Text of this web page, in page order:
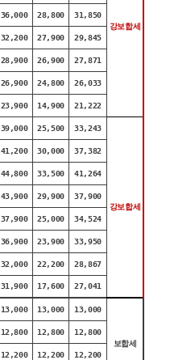
강보합세
36,000 28,800 31,850
32,200 27,900 29,845
28,900 26,900 27,871
26,900 24,800 26,033
23,900 14,900 21,222
39,000 25,500 33,243
강보합세
41,200 30,000 37,382
44,800 33,500 41,264
43,900 29,900 37,900
37,900 25,000 34,524
36,900 23,900 33,950
32,000 22,200 28,867
31,900 17,600 27,041
13,000 13,000 13,000
보합세
12,800 12,800 12,800
12,200 12,200 12,200